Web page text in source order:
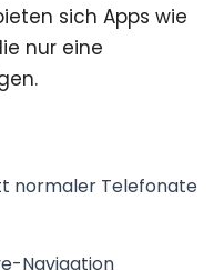
sich Apps wie
nur eine
normaler Telefonate
Navigation